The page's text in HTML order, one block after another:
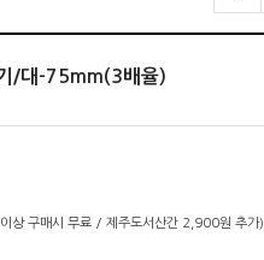
/대-75mm(3배율)
상 구매시 무료 / 제주도서산간 2,900원 추가)